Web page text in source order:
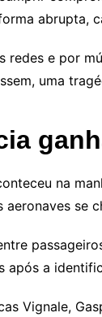
abrupta,
e por
uma
na
se
a
Vignale,